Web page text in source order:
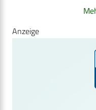
Anzeige